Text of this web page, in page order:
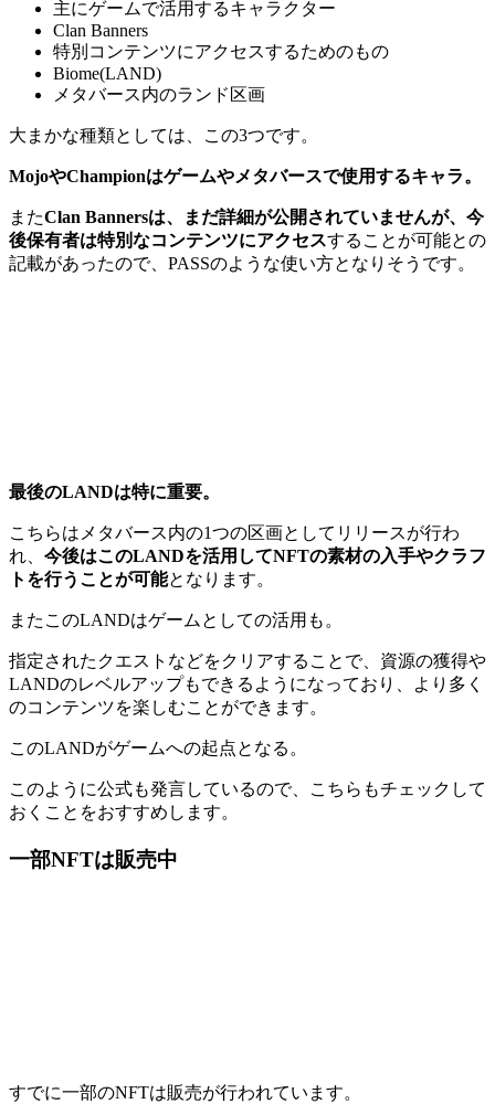
主にゲームで活用するキャラクター
Clan Banners
特別コンテンツにアクセスするためのもの
Biome(LAND)
メタバース内のランド区画
大まかな種類としては、この3つです。
MojoやChampionはゲームやメタバースで使用するキャラ。
またClan Bannersは、まだ詳細が公開されていませんが、今
後保有者は特別なコンテンツにアクセスすることが可能との
記載があったので、PASSのような使い方となりそうです。
最後のLANDは特に重要。
こちらはメタバース内の1つの区画としてリリースが行わ
れ、 今後はこのLANDを活用してNFTの素材の入手やクラフ
トを行うことが可能となります。
またこのLANDはゲームとしての活用も。
指定されたクエストなどをクリアすることで、資源の獲得や
LANDのレベルアップもできる ようになっており、より多く
のコンテンツを楽しむことができます。
このLANDがゲームへの起点となる。
このように公式も発言しているので、こちらもチェックして
おくことをおすすめします。
一部NFTは販売中
すでに一部のNFTは販売が行われています。